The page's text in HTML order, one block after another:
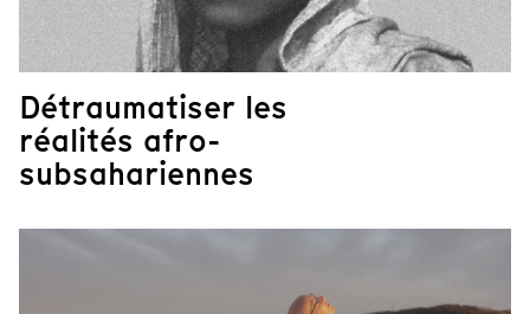
Détraumatiser les
réalités afro-
subsahariennes